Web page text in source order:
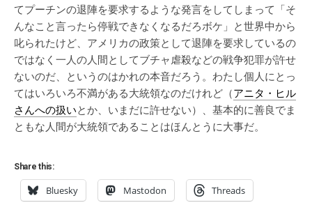
てプーチンの退陣を要求するような発言をしてしまって「そ
んなこと言ったら停戦できなくなるだろボケ」と世界中から
叱られたけど、アメリカの政策として退陣を要求しているの
ではなく一人の人間としてブチャ虐殺などの戦争犯罪が許せ
ないのだ、というのはかれの本音だろう。わたし個人にとっ
てはいろいろ不満がある大統領なのだけれど（アニタ・ヒル
さんへの扱いとか、いまだに許せない）、基本的に善良でま
ともな人間が大統領であることはほんとうに大事だ。
Share this:
Bluesky Mastodon Threads